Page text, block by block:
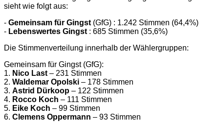
sieht wie folgt aus:
- Gemeinsam für Gingst (GfG) : 1.242 Stimmen (64,4%)
- Lebenswertes Gingst : 685 Stimmen (35,6%)
Die Stimmenverteilung innerhalb der Wählergruppen:
Gemeinsam für Gingst (GfG):
1. Nico Last – 231 Stimmen
2. Waldemar Opolski – 178 Stimmen
3. Astrid Dürkoop – 122 Stimmen
4. Rocco Koch – 111 Stimmen
5. Eike Koch – 99 Stimmen
6. Clemens Oppermann – 93 Stimmen